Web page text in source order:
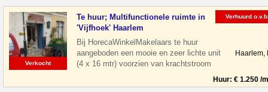
Verkocht
Te huur; Multifunctionele ruimte in
'Vijfhoek' Haarlem
Bij HorecaWinkelMakelaars te huur
aangeboden een mooie en zeer lichte unit
(4 x 16 mtr) voorzien van krachtstroom
Haarlem,
Huur: € 1.250 /
Verhuurd